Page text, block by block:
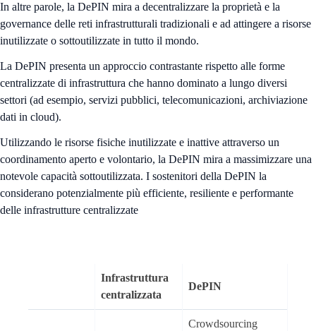
In altre parole, la DePIN mira a decentralizzare la proprietà e la
governance delle reti infrastrutturali tradizionali e ad attingere a risorse
inutilizzate o sottoutilizzate in tutto il mondo.
La DePIN presenta un approccio contrastante rispetto alle forme
centralizzate di infrastruttura che hanno dominato a lungo diversi
settori (ad esempio, servizi pubblici, telecomunicazioni, archiviazione
dati in cloud).
Utilizzando le risorse fisiche inutilizzate e inattive attraverso un
coordinamento aperto e volontario, la DePIN mira a massimizzare una
notevole capacità sottoutilizzata. I sostenitori della DePIN la
considerano potenzialmente più efficiente, resiliente e performante
delle infrastrutture centralizzate
Infrastruttura
centralizzata
DePIN
Crowdsourcing